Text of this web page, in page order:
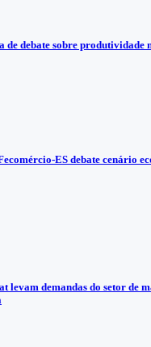
de debate sobre produtividade
ES debate cenário
levam demandas do setor de